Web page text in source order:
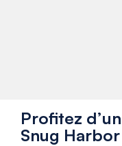
Profitez
Snug Harbor